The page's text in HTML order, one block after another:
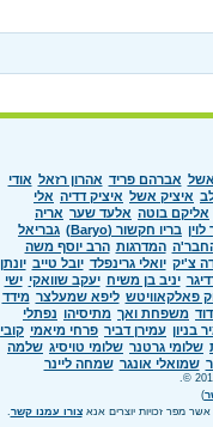
אברהם פריד אהרון רזאל אודי
איציק אשל איציק דדיה אלי
אליקם בוטה אלעד שער אריה
בריו חקשור (Baryo)
גבריאל
המדרגות הרב יוסף משה
צ'יק יואלי גרינפלד יובל טייב יונתן
יניב בן משיח יעקב שוואקי ישי
פאלקאוויטש ליפא שמעלצר מידד
משפחת ואך מתיסיהו נפתלי
בניון עמירן דביר פרחי מיאמי קובי
שלומי גרטנר שלומי טויסיג שלמה
שמואלי אונגר שמחה ליינר
)
מפר זכויות יוצרים אנאצורו עמנו קשר.